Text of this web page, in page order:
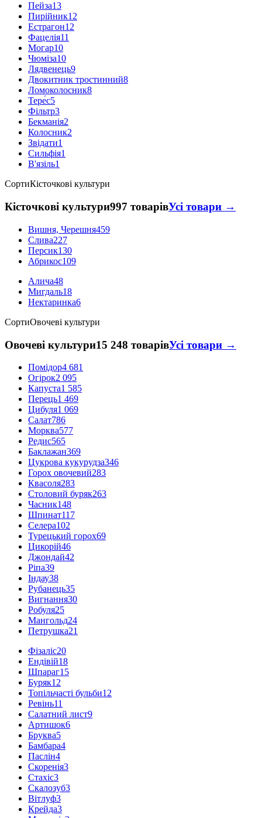
Пейза13
Пирійник12
Естрагон12
Фацелія11
Могар10
Чюміза10
Лядвенець9
Двокитник тростинний8
Ломоколосник8
Тере́с5
Фільтр3
Бекманія2
Колосник2
Звідати1
Сильфія1
В'язіль1
СортиКісточкові культури
Кісточкові культури997 товарівУсі товари →
Вишня, Черешня459
Слива227
Персик130
Абрикос109
Алича48
Мигдаль18
Нектаринка6
СортиОвочеві культури
Овочеві культури15 248 товарівУсі товари →
Помідор4 681
Огірок2 095
Капуста1 585
Перець1 469
Цибуля1 069
Салат786
Морква577
Редис565
Баклажан369
Цукрова кукурудза346
Горох овочевий283
Квасоля283
Столовий буряк263
Часник148
Шпинат117
Селера102
Турецький горох69
Цикорій46
Джондай42
Ріпа39
Індау38
Рубанець35
Вигнання30
Робуля25
Мангольд24
Петрушка21
Фізаліс20
Ендівій18
Шпараг15
Буряк12
Топільчасті бульби12
Ревінь11
Салатний лист9
Артишок6
Бруква5
Бамбара4
Паслін4
Скоренія3
Стахіс3
Скалозуб3
Вітлуф3
Крейда3